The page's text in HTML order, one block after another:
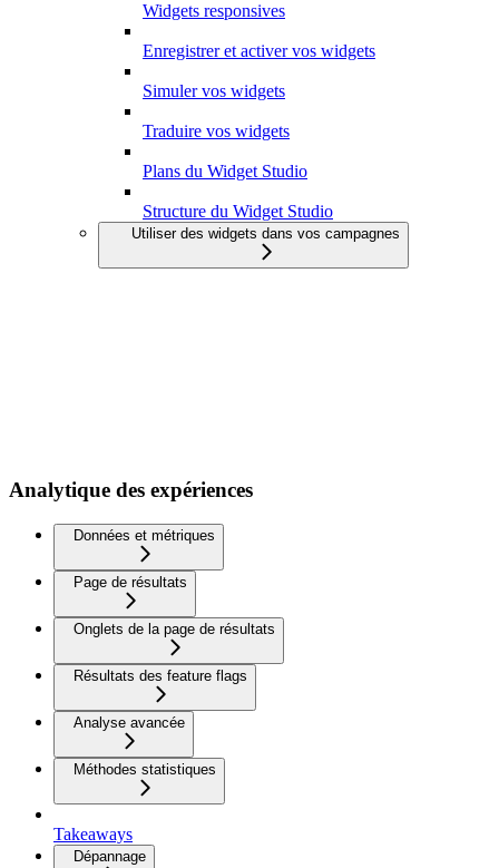
Widgets responsives
Enregistrer et activer vos widgets
Simuler vos widgets
Traduire vos widgets
Plans du Widget Studio
Structure du Widget Studio
Utiliser des widgets dans vos campagnes
Analytique des expériences
Données et métriques
Page de résultats
Onglets de la page de résultats
Résultats des feature flags
Analyse avancée
Méthodes statistiques
Takeaways
Dépannage